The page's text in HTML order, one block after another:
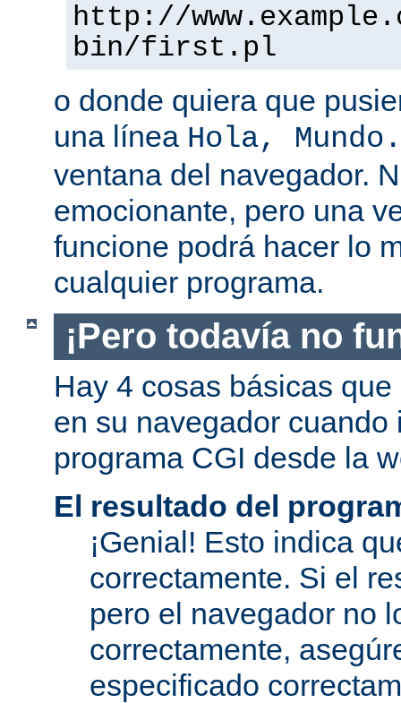
http://
bin/first.pl
o donde quiera que
una línea Hola, Mundo.
ventana del navegador.
emocionante, pero una
funcione podrá hacer lo
cualquier programa.
¡Pero todavía no
Hay 4 cosas básicas
en su navegador
programa CGI desde la
El resultado del
¡Genial! Esto indica
correctamente. Si el
pero el navegador no
correctamente,
especificado